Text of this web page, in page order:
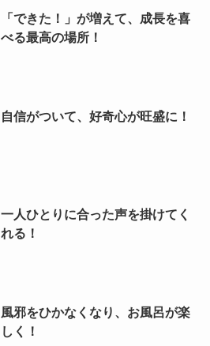
「できた！」が増えて、成長を喜
べる最高の場所！
自信がついて、好奇心が旺盛に！
一人ひとりに合った声を掛けてく
れる！
風邪をひかなくなり、お風呂が楽
しく！